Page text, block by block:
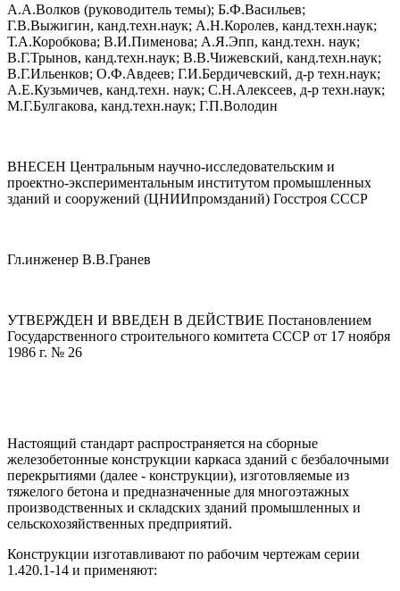
А.А.Волков (руководитель темы); Б.Ф.Васильев;
Г.В.Выжигин, канд.техн.наук; А.Н.Королев, канд.техн.наук;
Т.А.Коробкова; В.И.Пименова; А.Я.Эпп, канд.техн. наук;
В.Г.Трынов, канд.техн.наук; В.В.Чижевский, канд.техн.наук;
В.Г.Ильенков; О.Ф.Авдеев; Г.И.Бердичевский, д-р техн.наук;
А.Е.Кузьмичев, канд.техн. наук; С.Н.Алексеев, д-р техн.наук;
М.Г.Булгакова, канд.техн.наук; Г.П.Володин
ВНЕСЕН Центральным научно-исследовательским и
проектно-экспериментальным институтом промышленных
зданий и сооружений (ЦНИИпромзданий) Госстроя СССР
Гл.инженер В.В.Гранев
УТВЕРЖДЕН И ВВЕДЕН В ДЕЙСТВИЕ Постановлением
Государственного строительного комитета СССР от 17 ноября
1986 г. № 26
Настоящий стандарт распространяется на сборные
железобетонные конструкции каркаса зданий с безбалочными
перекрытиями (далее - конструкции), изготовляемые из
тяжелого бетона и предназначенные для многоэтажных
производственных и складских зданий промышленных и
сельскохозяйственных предприятий.
Конструкции изготавливают по рабочим чертежам серии
1.420.1-14 и применяют: